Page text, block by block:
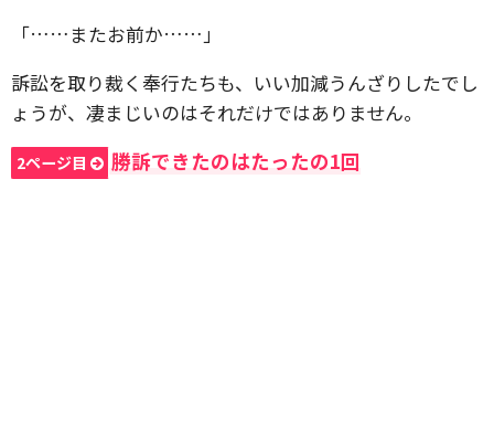
「……またお前か……」
訴訟を取り裁く奉行たちも、いい加減うんざりしたでし
ょうが、凄まじいのはそれだけではありません。
2ページ目 勝訴できたのはたったの1回